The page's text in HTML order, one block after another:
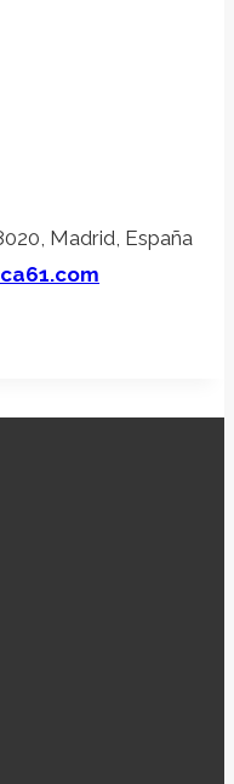
Madrid, España